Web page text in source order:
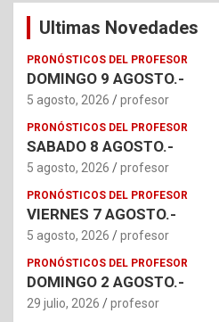
Ultimas Novedades
PRONÓSTICOS DEL PROFESOR
DOMINGO 9 AGOSTO.-
5 agosto, 2026 profesor
PRONÓSTICOS DEL PROFESOR
SABADO 8 AGOSTO.-
5 agosto, 2026 profesor
PRONÓSTICOS DEL PROFESOR
VIERNES 7 AGOSTO.-
5 agosto, 2026 profesor
PRONÓSTICOS DEL PROFESOR
DOMINGO 2 AGOSTO.-
29 julio, 2026 profesor